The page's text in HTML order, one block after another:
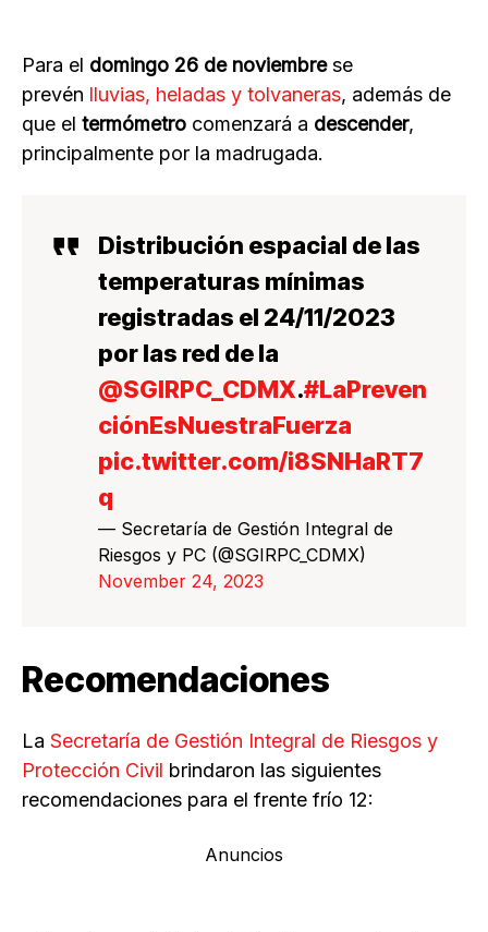
Para el domingo 26 de noviembrese
prevén lluvias, heladas y tolvaneras, además de
que el termómetro comenzará a descender,
principalmente por la madrugada.
Distribución espacial de las
temperaturas mínimas
registradas el 24/11/2023
por las red de la
@SGIRPC_CDMX.#LaPreven
ciónEsNuestraFuerza
pic.twitter.com/i8SNHaRT7
q
— Secretaría de Gestión Integral de
Riesgos y PC (@SGIRPC_CDMX)
November 24, 2023
Recomendaciones
La Secretaría de Gestión Integral de Riesgos y
Protección Civil brindaron las siguientes
recomendaciones para el frente frío 12:
Anuncios